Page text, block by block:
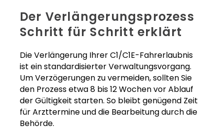
Der Verlängerungsprozess
Schritt für Schritt erklärt
Die Verlängerung Ihrer C1/C1E-Fahrerlaubnis
ist ein standardisierter Verwaltungsvorgang.
Um Verzögerungen zu vermeiden, sollten Sie
den Prozess etwa 8 bis 12 Wochen vor Ablauf
der Gültigkeit starten. So bleibt genügend Zeit
für Arzttermine und die Bearbeitung durch die
Behörde.